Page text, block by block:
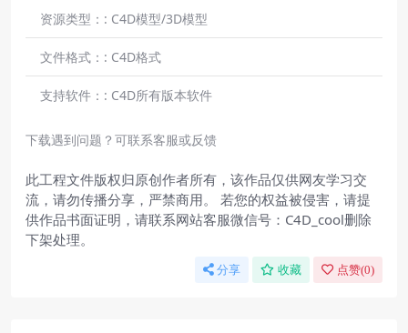
资源类型：: C4D模型/3D模型
文件格式：: C4D格式
支持软件：: C4D所有版本软件
下载遇到问题？可联系客服或反馈
此工程文件版权归原创作者所有，该作品仅供网友学习交
流，请勿传播分享，严禁商用。 若您的权益被侵害，请提
供作品书面证明，请联系网站客服微信号：C4D_cool删除
下架处理。
分享 收藏 点赞(0)